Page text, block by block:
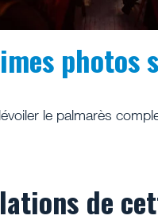
photos
le palmarès
de